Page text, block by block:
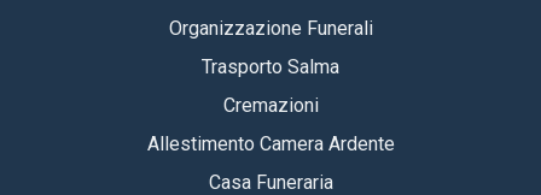
Organizzazione Funerali
Trasporto Salma
Cremazioni
Allestimento Camera Ardente
Casa Funeraria